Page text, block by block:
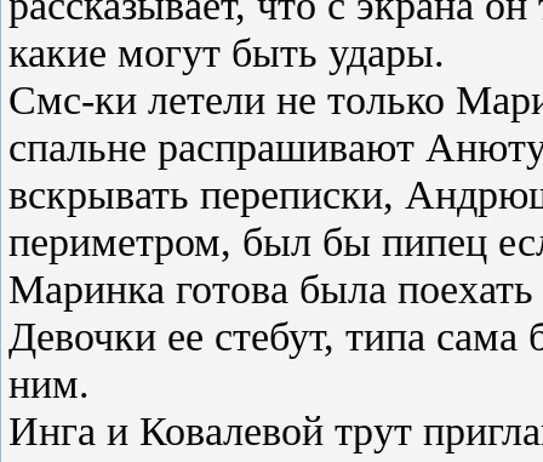
какие могут быть удары.
Смс-ки летели не только
спальне распрашивают
вскрывать переписки,
периметром, был бы пипец
Маринка готова была
Девочки ее стебут, типа
ним.
Инга и Ковалевой трут